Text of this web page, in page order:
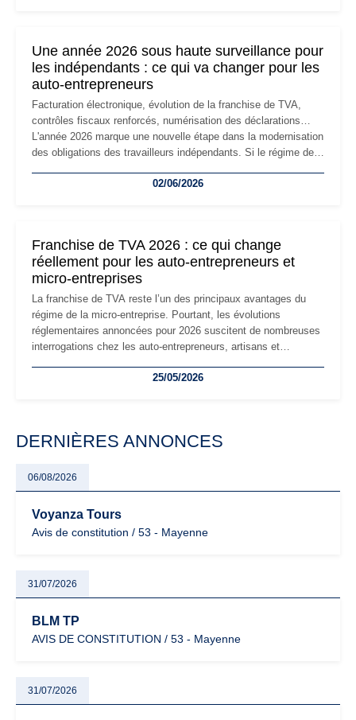
Une année 2026 sous haute surveillance pour
les indépendants : ce qui va changer pour les
auto-entrepreneurs
Facturation électronique, évolution de la franchise de TVA,
contrôles fiscaux renforcés, numérisation des déclarations…
L'année 2026 marque une nouvelle étape dans la modernisation
des obligations des travailleurs indépendants. Si le régime de
les auto-entrepreneurs devront s'adapter à un environnement
02/06/2026
Franchise de TVA 2026 : ce qui change
réellement pour les auto-entrepreneurs et
micro-entreprises
La franchise de TVA reste l’un des principaux avantages du
régime de la micro-entreprise. Pourtant, les évolutions
réglementaires annoncées pour 2026 suscitent de nombreuses
interrogations chez les auto-entrepreneurs, artisans et
facturation ou risque de bascule vers la TVA : les règles
25/05/2026
DERNIÈRES ANNONCES
06/08/2026
Voyanza Tours
Avis de constitution / 53 - Mayenne
31/07/2026
BLM TP
AVIS DE CONSTITUTION / 53 - Mayenne
31/07/2026